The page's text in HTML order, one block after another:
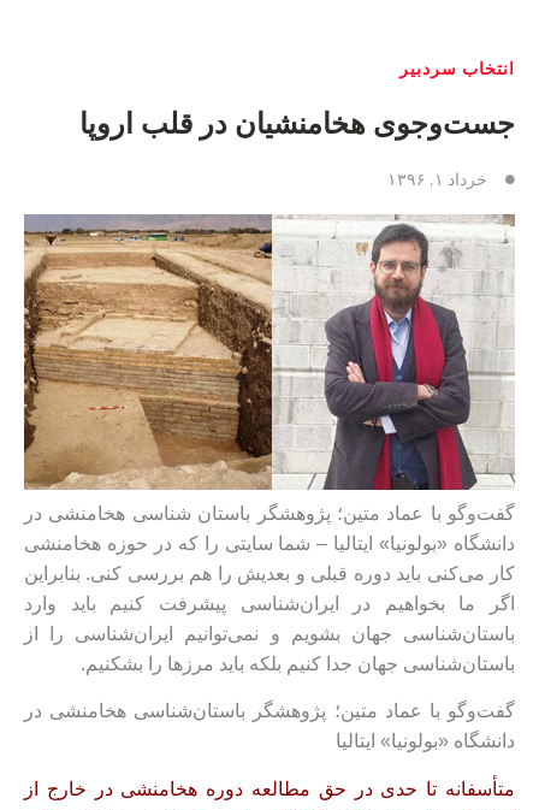
انتخاب سردبیر
جست‌و‌جوی هخامنشیان در قلب اروپا
خرداد ۱, ۱۳۹۶
گفت‌وگو با عماد متین؛ پژوهشگر باستان‌ شناسی هخامنشی در
دانشگاه «بولونیا» ایتالیا – شما سایتی را که در حوزه هخامنشی
کار می‌کنی باید دوره قبلی و بعدیش را هم بررسی کنی. بنابراین
اگر ما بخواهیم در ایران‌شناسی پیشرفت کنیم باید وارد
باستان‌شناسی جهان بشویم و نمی‌توانیم ایران‌شناسی را از
باستان‌شناسی جهان جدا کنیم بلکه باید مرزها را بشکنیم.
گفت‌وگو با عماد متین؛ پژوهشگر باستان‌شناسی هخامنشی در
دانشگاه «بولونیا» ایتالیا
متأسفانه تا حدی در حق مطالعه دوره هخامنشی در خارج از